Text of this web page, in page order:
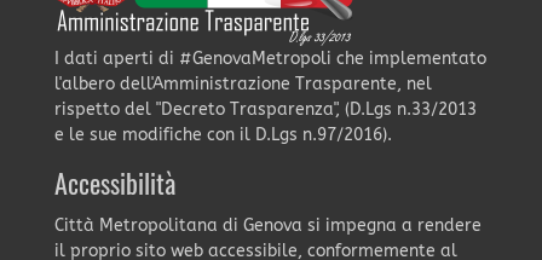
I dati aperti di #GenovaMetropoli che implementato
l'albero dell'Amministrazione Trasparente, nel
rispetto del "Decreto Trasparenza", (D.Lgs n.33/2013
e le sue modifiche con il D.Lgs n.97/2016).
Accessibilità
Città Metropolitana di Genova si impegna a rendere
il proprio sito web accessibile, conformemente al